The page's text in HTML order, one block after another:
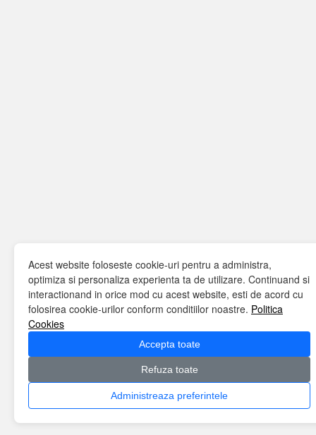
Acest website foloseste cookie-uri pentru a administra,
optimiza si personaliza experienta ta de utilizare. Continuand si
interactionand in orice mod cu acest website, esti de acord cu
folosirea cookie-urilor conform conditiilor noastre. Politica
Cookies
Accepta toate
Refuza toate
Administreaza preferintele